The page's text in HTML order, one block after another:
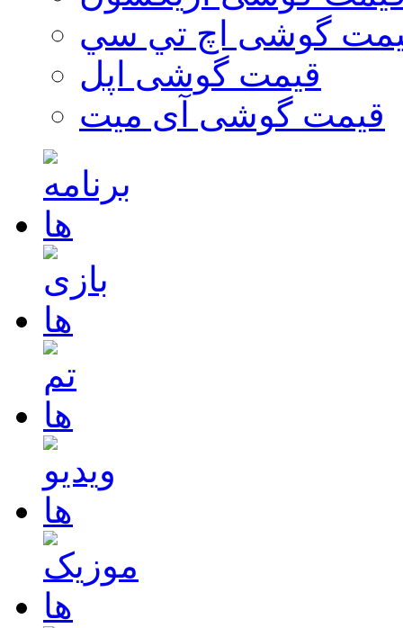
گوشی اچ تي سي
قیمت گوشی اپل
قیمت گوشی آی میت